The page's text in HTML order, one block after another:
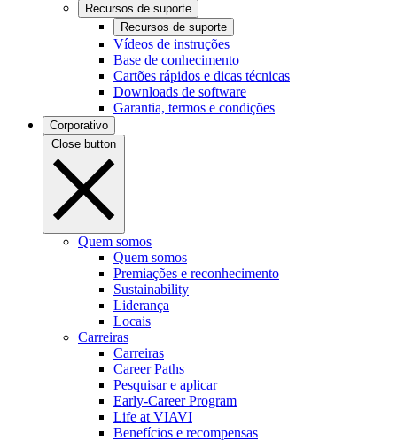
Recursos de suporte
Recursos de suporte
Vídeos de instruções
Base de conhecimento
Cartões rápidos e dicas técnicas
Downloads de software
Garantia, termos e condições
Corporativo
Close button
Quem somos
Quem somos
Premiações e reconhecimento
Sustainability
Liderança
Locais
Carreiras
Carreiras
Career Paths
Pesquisar e aplicar
Early-Career Program
Life at VIAVI
Benefícios e recompensas